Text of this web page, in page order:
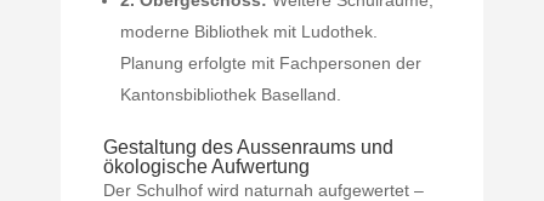
moderne Bibliothek mit Ludothek.
Planung erfolgte mit Fachpersonen der
Kantonsbibliothek Baselland.
Gestaltung des Aussenraums und
ökologische Aufwertung
Der Schulhof wird naturnah aufgewertet –